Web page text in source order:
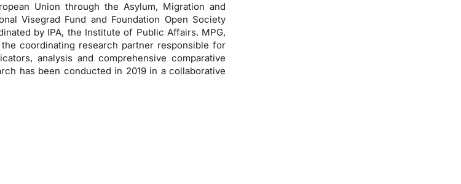
Union through the Asylum, Migration and
Visegrad Fund and Foundation Open Society
by IPA, the Institute of Public Affairs. MPG,
coordinating research partner responsible for
analysis and comprehensive comparative
has been conducted in 2019 in a collaborative